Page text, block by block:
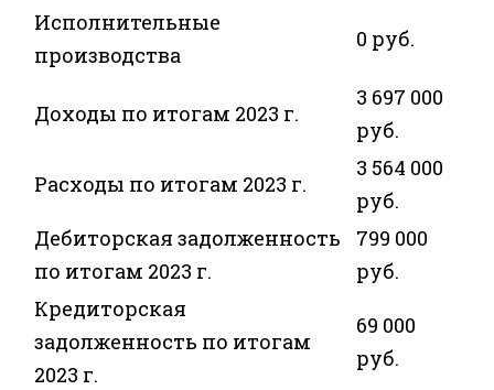
Исполнительные
производства
0 руб.
Доходы по итогам 2023 г.
3 697 000
руб.
Расходы по итогам 2023 г.
3 564 000
руб.
Дебиторская задолженность
по итогам 2023 г.
799 000
руб.
Кредиторская
задолженность по итогам
2023 г.
69 000
руб.